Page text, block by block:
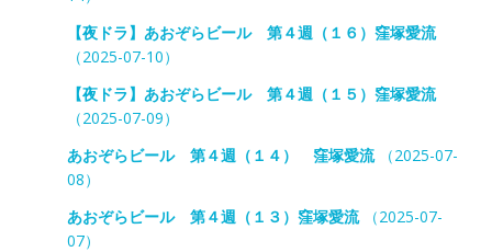
【夜ドラ】あおぞらビール 第４週（１６）窪塚愛流
（2025-07-10）
【夜ドラ】あおぞらビール 第４週（１５）窪塚愛流
（2025-07-09）
あおぞらビール 第４週（１４） 窪塚愛流（2025-07-
08）
あおぞらビール 第４週（１３）窪塚愛流（2025-07-
07）